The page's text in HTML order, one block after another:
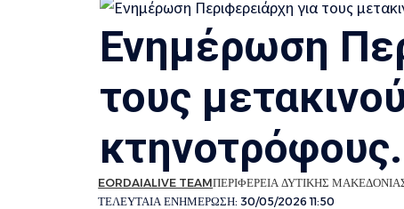
Ενημέρωση
τους
κτηνοτρόφους.
ΤΕΛΕΥΤΑΙΑ ΕΝΗΜΕΡΩΣΗ: 30/05/2026 11:50
EORDAIALIVE TEAMΠΕΡΙΦΕΡΕΙΑ ΔΥΤΙΚΗΣ